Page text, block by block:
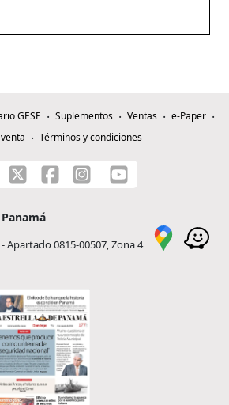
GESE Suplementos Ventas
e-Paper
Términos y condiciones
Apartado 0815-00507, Zona 4